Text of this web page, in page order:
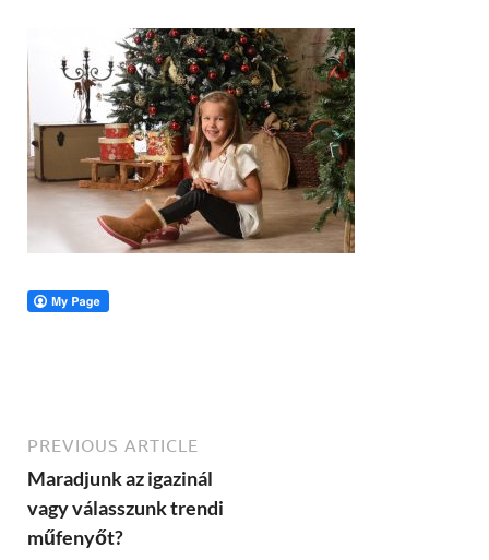
PREVIOUS ARTICLE
Maradjunk az igazinál
vagy válasszunk trendi
műfenyőt?